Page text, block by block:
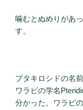
噛むとぬめりがあ
す。
プタキロシドの名
ワラビの学名
分かった。ワラビ